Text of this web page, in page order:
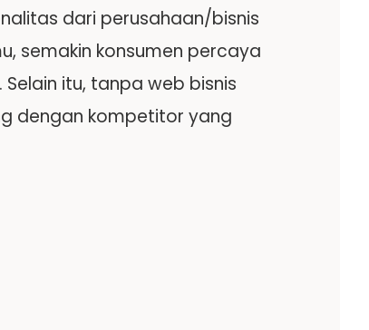
dari perusahaan/bisnis
semakin konsumen percaya
itu, tanpa web bisnis
dengan kompetitor yang